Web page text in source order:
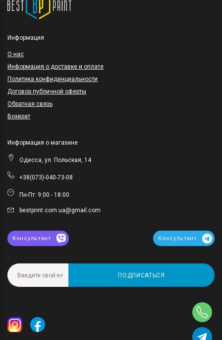
Информация
O нас
Информация о доставке и оплате
Политика конфиденциальности
Договор публичной оферты
Обратная связь
Возврат
Информация о магазине
Одесса, ул. Польская, 14
+38(073)-040-73-08
Пн-Пт: 9:00 - 18:00
bestprint.com.ua@gmail.com
Консультант Консультант
ПОДПИСАТЬСЯ